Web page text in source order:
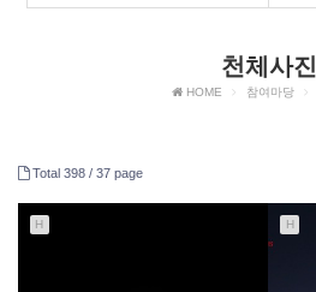
천체사진
HOME 참여마당
Total 398 / 37 page
H H